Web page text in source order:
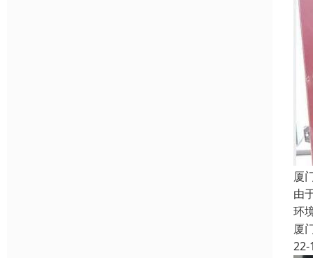
厦
由
环
厦
22-